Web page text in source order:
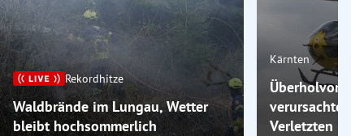
Rekordhitze
Waldbrände im Lungau, Wetter
bleibt hochsommerlich
Kärnten
verursachte
Verletzten